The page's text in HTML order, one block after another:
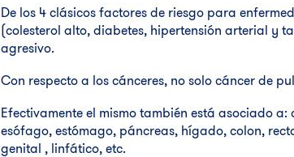
De los 4 clásicos factores de riesgo para
(colesterol alto, diabetes, hipertensión arterial y
agresivo.
Con respecto a los cánceres, no solo cáncer de
Efectivamente el mismo también está asociado
esófago, estómago, páncreas, hígado, colon,
genital , linfático, etc.